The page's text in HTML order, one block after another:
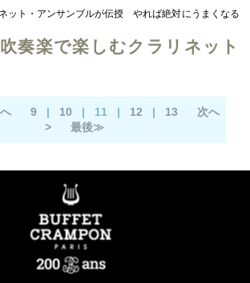
ット・アンサンブルが伝授 やれば絶対にうまくなる
奏楽で楽しむクラリネット
9| 10 | 11| 12 | 13
次へ
>
最後≫